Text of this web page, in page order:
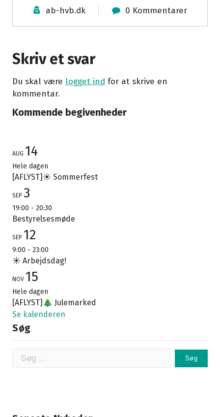
ab-hvb.dk 0 Kommentarer
Skriv et svar
Du skal være logget ind for at skrive en
kommentar.
Kommende begivenheder
AUG 14
Hele dagen
[AFLYST]☀️ Sommerfest
SEP 3
19:00 - 20:30
Bestyrelsesmøde
SEP 12
9:00 - 23:00
☀️ Arbejdsdag!
NOV 15
Hele dagen
[AFLYST]🎄 Julemarked
Se kalenderen
Søg
Søg